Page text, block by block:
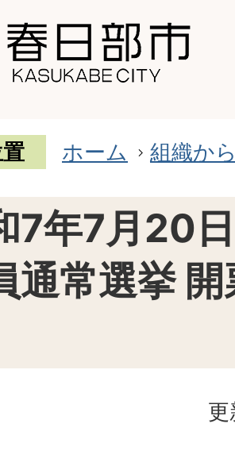
ホーム 組織か
7年7月20
通常選挙